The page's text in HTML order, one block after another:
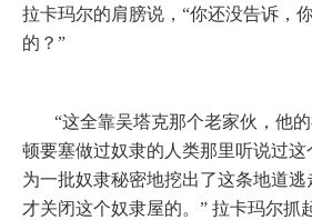
拉卡玛尔的肩膀说，“你还没告诉，
的？”
“这全靠吴塔克那个老家伙，他
顿要塞做过奴隶的人类那里听说过这
为一批奴隶秘密地挖出了这条地道
才关闭这个奴隶屋的。” 拉卡玛尔抓